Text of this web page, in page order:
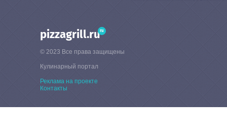
pizzagrill.ruru
© 2023 Все права защищены
Кулинарный портал
Реклама на проекте
Контакты